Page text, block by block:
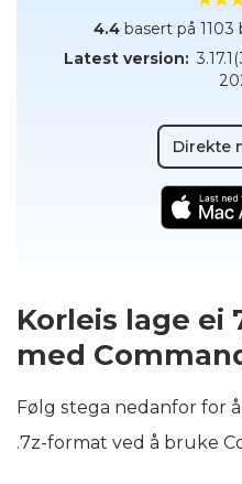
4.4 basert på
Latest version:
Direkte
Korleis lage ei
med
Følg stega nedanfor for
.7z-format ved å bruke